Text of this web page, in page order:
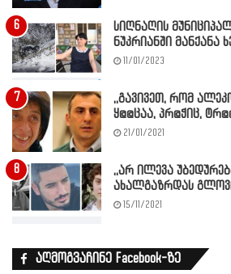
სიღნაღის
ნუკრიანში მანქანა
11/01/2023
,,გავივეთ, რომ
ყ@@ცაა, პრ@ჭიც,
21/01/2021
,,არ ილევა
ახალგაზრდას
15/11/2021
აღმოგვაჩინე Facebook-ზე